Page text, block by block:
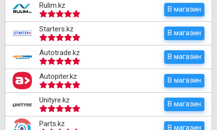
Rulim.kz В магазин
Starters.kz В магазин
Autotrade.kz В магазин
Autopiter.kz В магазин
Unityre.kz В магазин
Parts.kz В магазин